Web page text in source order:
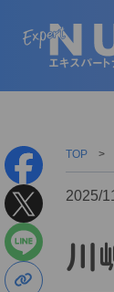
TOP
2025/
川